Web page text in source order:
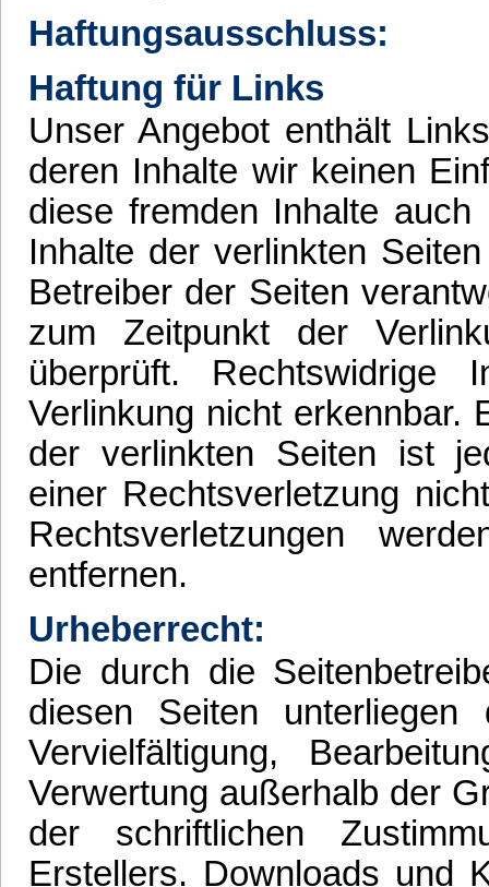
Haftungsausschluss:
Haftung für Links
Unser Angebot enthält
deren Inhalte wir keinen
diese fremden Inhalte
Inhalte der verlinkten
Betreiber der Seiten
zum Zeitpunkt der
überprüft.
Verlinkung nicht erkennbar.
der verlinkten Seiten ist
einer Rechtsverletzung
Rechtsverletzungen
entfernen.
Urheberrecht:
Die durch die
diesen Seiten unterliegen
Vervielfältigung,
Verwertung außerhalb der
der schriftlichen
Erstellers. Downloads und